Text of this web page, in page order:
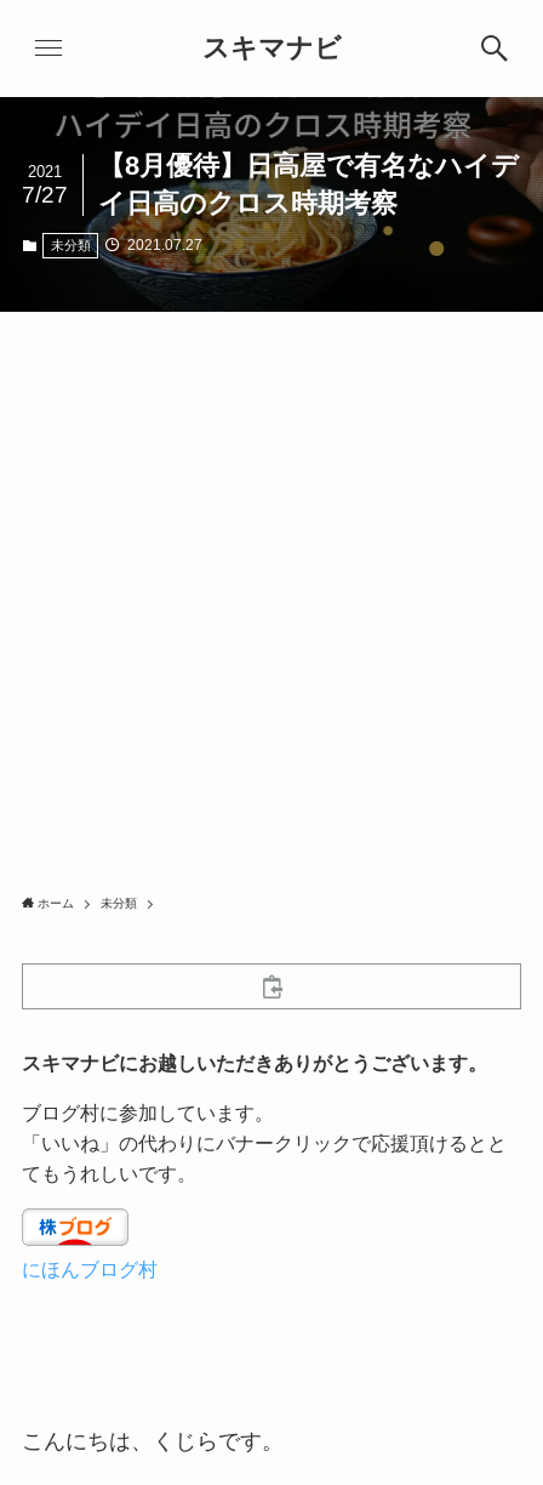
スキマナビ
【8月優待】日高屋で有名なハイデ
イ日高のクロス時期考察
2021
7/27
未分類 2021.07.27
ホーム 未分類
スキマナビにお越しいただきありがとうございます。
ブログ村に参加しています。
「いいね」の代わりにバナークリックで応援頂けるとと
てもうれしいです。
にほんブログ村
こんにちは、くじらです。